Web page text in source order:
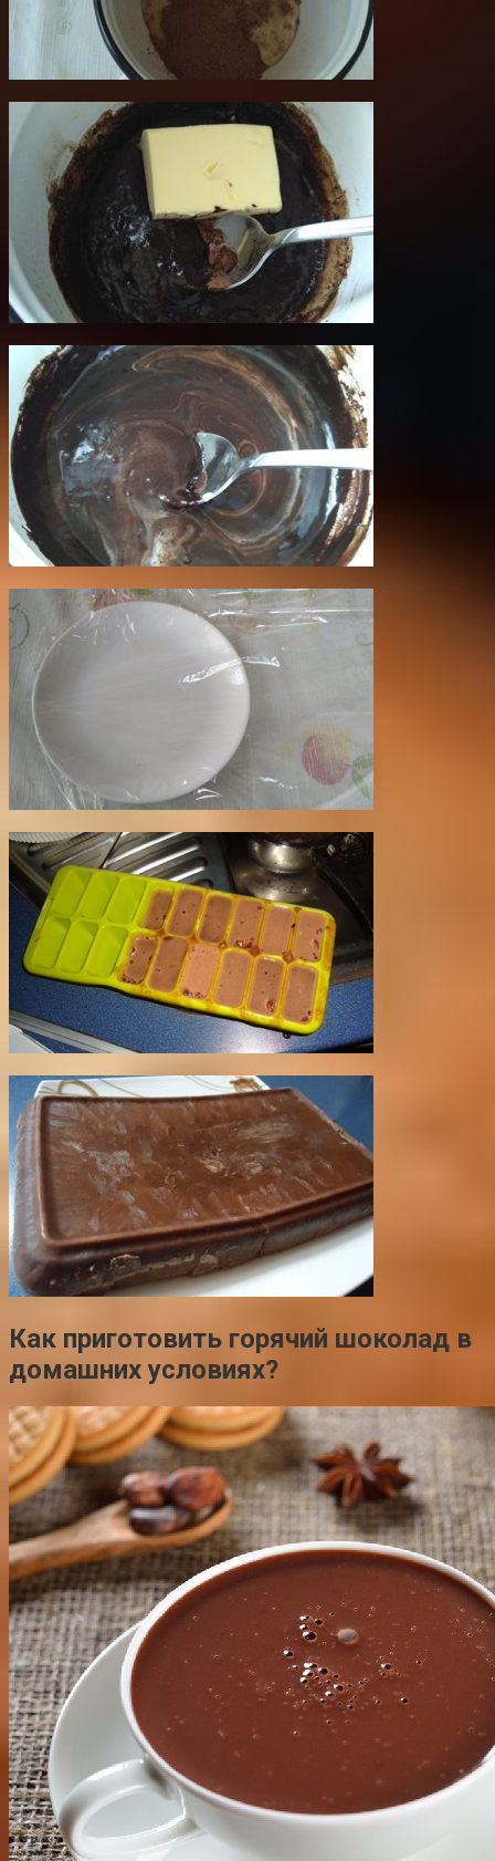
Как приготовить горячий шоколад в
домашних условиях?